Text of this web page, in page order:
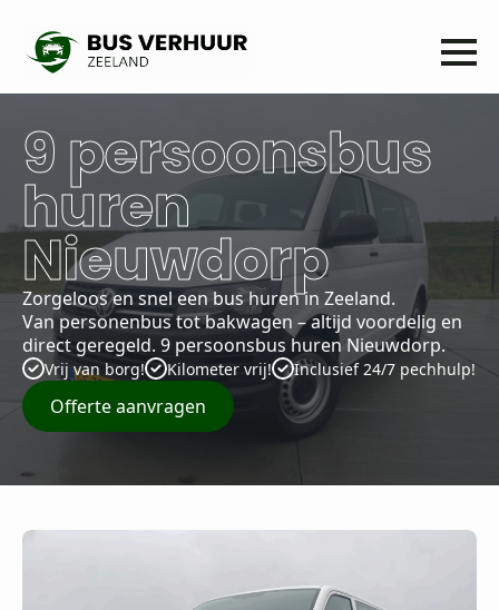
9 persoonsbus
huren
Nieuwdorp
Zorgeloos en snel een bus huren in Zeeland.
Van personenbus tot bakwagen – altijd voordelig en
direct geregeld. 9 persoonsbus huren Nieuwdorp.
Vrij van borg! Kilometer vrij! Inclusief 24/7 pechhulp!
Offerte aanvragen